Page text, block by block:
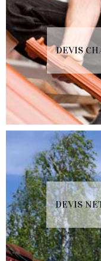
DEVIS
DEVIS